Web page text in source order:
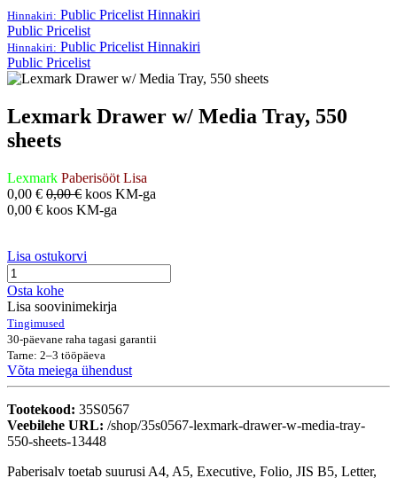
Hinnakiri: Public Pricelist Hinnakiri
Public Pricelist
Hinnakiri: Public Pricelist Hinnakiri
Public Pricelist
Lexmark Drawer w/ Media Tray, 550
sheets
Lexmark Paberisööt Lisa
0,00 € 0,00€ koos KM-ga
0,00 € koos KM-ga
Lisa ostukorvi
Osta kohe
Lisa soovinimekirja
Tingimused
30-päevane raha tagasi garantii
Tarne: 2–3 tööpäeva
Võta meiega ühendust
Tootekood: 35S0567
Veebilehe URL: /shop/35s0567-lexmark-drawer-w-media-tray-
550-sheets-13448
Paberisalv toetab suurusi A4, A5, Executive, Folio, JIS B5, Letter,